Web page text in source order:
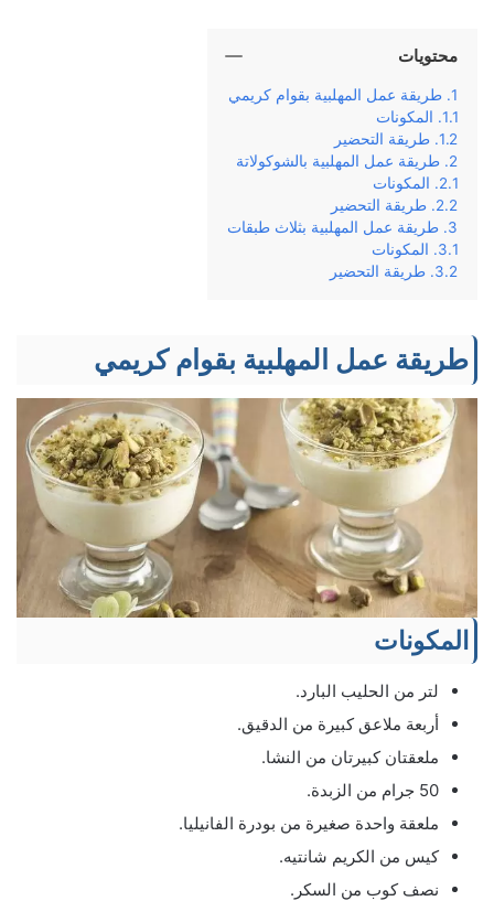
محتويات
طريقة عمل المهلبية بقوام كريمي
المكونات
طريقة التحضير
طريقة عمل المهلبية بالشوكولاتة
المكونات
طريقة التحضير
طريقة عمل المهلبية بثلاث طبقات
المكونات
طريقة التحضير
طريقة عمل المهلبية بقوام كريمي
المكونات
لتر من الحليب البارد.
أربعة ملاعق كبيرة من الدقيق.
ملعقتان كبيرتان من النشا.
50 جرام من الزبدة.
ملعقة واحدة صغيرة من بودرة الفانيليا.
كيس من الكريم شانتيه.
نصف كوب من السكر.